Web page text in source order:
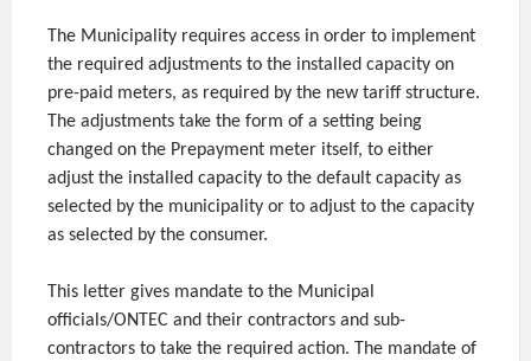
The Municipality requires access in order to implement
the required adjustments to the installed capacity on
pre-paid meters, as required by the new tariff structure.
The adjustments take the form of a setting being
changed on the Prepayment meter itself, to either
adjust the installed capacity to the default capacity as
selected by the municipality or to adjust to the capacity
as selected by the consumer.
This letter gives mandate to the Municipal
officials/ONTEC and their contractors and sub-
contractors to take the required action. The mandate of